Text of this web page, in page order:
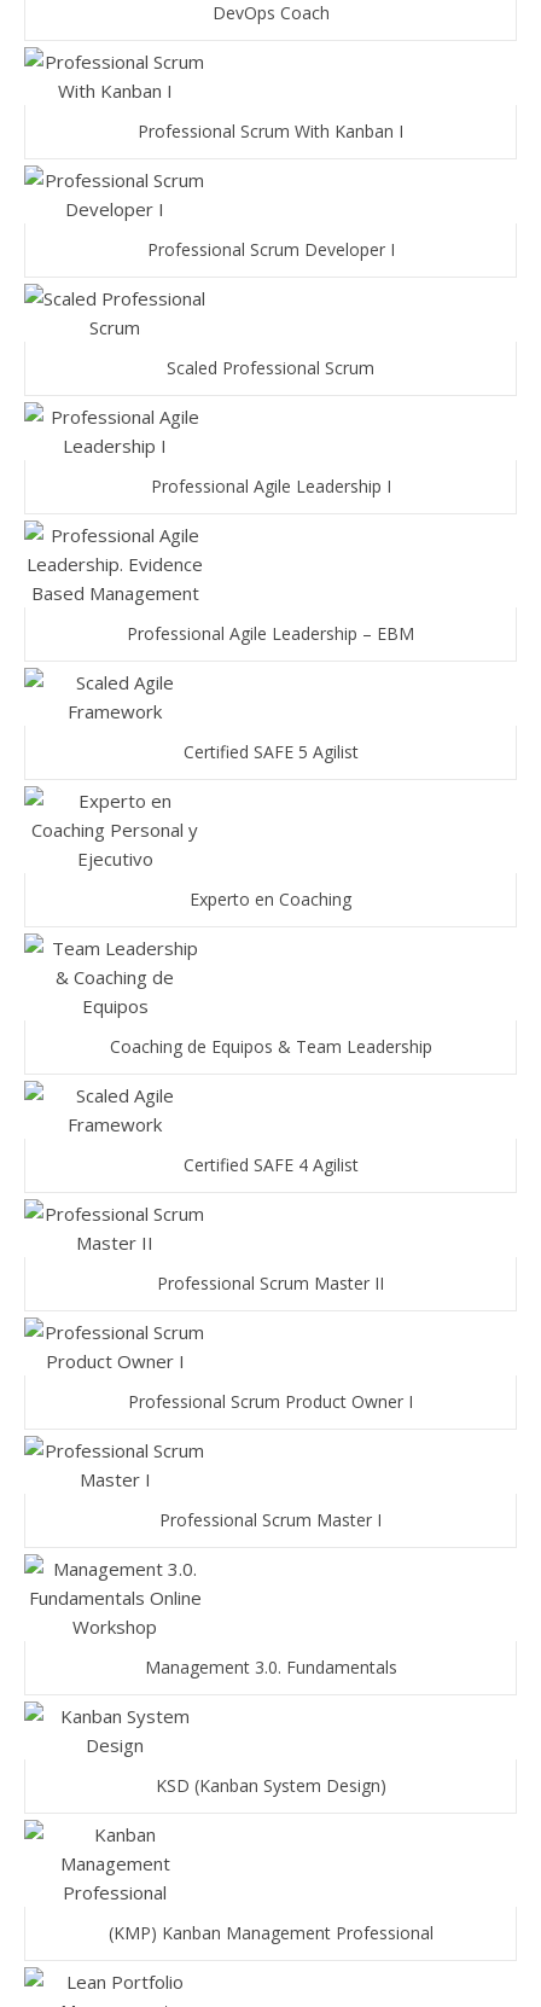
DevOps Coach
Professional Scrum With Kanban I
Professional Scrum Developer I
Scaled Professional Scrum
Professional Agile Leadership I
Professional Agile Leadership – EBM
Certified SAFE 5 Agilist
Experto en Coaching
Coaching de Equipos & Team Leadership
Certified SAFE 4 Agilist
Professional Scrum Master II
Professional Scrum Product Owner I
Professional Scrum Master I
Management 3.0. Fundamentals
KSD (Kanban System Design)
(KMP) Kanban Management Professional